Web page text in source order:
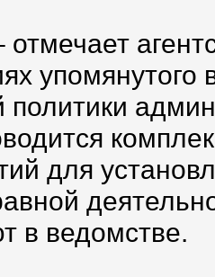
упомянутого
для
в ведомстве.